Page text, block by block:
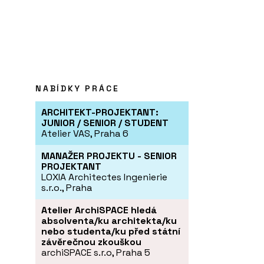
NABÍDKY PRÁCE
ARCHITEKT-PROJEKTANT:
JUNIOR / SENIOR / STUDENT
Atelier VAS, Praha 6
MANAŽER PROJEKTU - SENIOR
PROJEKTANT
LOXIA Architectes Ingenierie
s.r.o., Praha
Atelier ArchiSPACE hledá
absolventa/ku architekta/ku
nebo studenta/ku před státní
závěrečnou zkouškou
archiSPACE s.r.o, Praha 5